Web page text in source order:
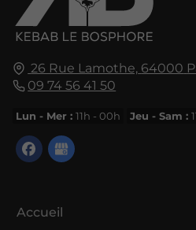
26 Rue Lamothe, 64000
09 74 56 41 50
Lun - Mer :11h - 00h Jeu - Sam :
Accueil